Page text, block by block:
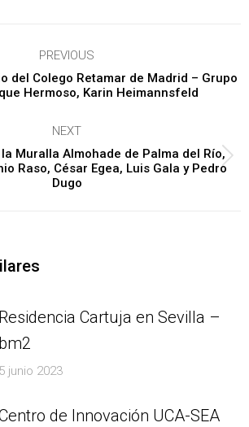
PREVIOUS
Previous
del Colego Retamar de Madrid – Grupo
Hermoso, Karin Heimannsfeld
NEXT
Next
post:
Muralla Almohade de Palma del Río,
Raso, César Egea, Luis Gala y Pedro
Dugo
Residencia Cartuja en Sevilla –
bm2
5 junio 2023
de Innovación UCA-SEA